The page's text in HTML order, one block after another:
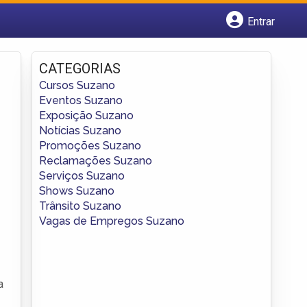
Entrar
Fazer login
Criar conta
CATEGORIAS
Cursos Suzano
Eventos Suzano
Exposição Suzano
Notícias Suzano
Promoções Suzano
Reclamações Suzano
Serviços Suzano
Shows Suzano
Trânsito Suzano
Vagas de Empregos Suzano